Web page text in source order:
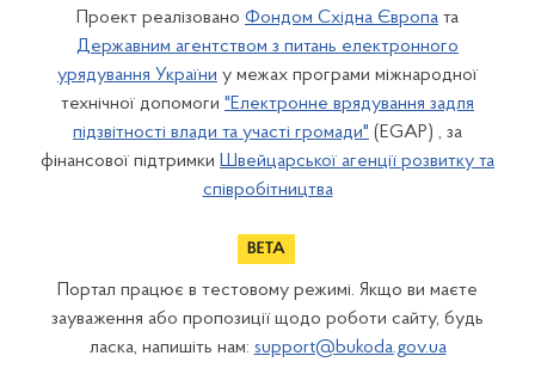
Проект реалізовано Фондом Східна Європа та
Державним агентством з питань електронного
урядування України у межах програми міжнародної
технічної допомоги "Електронне врядування задля
підзвітності влади та участі громади" (EGAP) , за
фінансової підтримки Швейцарської агенції розвитку та
співробітництва
Портал працює в тестовому режимі. Якщо ви маєте
зауваження або пропозиції щодо роботи сайту, будь
ласка, напишіть нам: support@bukoda.gov.ua